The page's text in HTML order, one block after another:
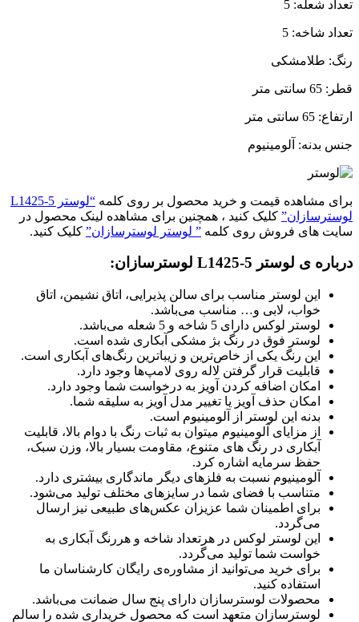
تعداد شعله: 5
تعداد شاخه: 5
رنگ: طلامشکی
قطر: 65 سانتی متر
ارتفاع: 65 سانتی متر
جنس بدنه: آلومینیوم
برای مشاهده قیمت و خرید محصول بر روی کلمه
“لوستر L1425-5
لوسترسازان” کلیک کنید ، همچنین برای مشاهده لینک محصول در
سایت های فروش روی کلمه ” لوستر لوسترسازان” کلیک کنید.
درباره ی لوستر L1425-5 لوسترسازان:
این لوستر مناسب برای سالن پذیرایی، اتاق نشیمن، اتاق
خواب، لابی و… مناسب می‌باشد.
لوستر لوکس دارای 5 شاخه و 5 شعله می‌باشد.
لوستر فوق در رنگ بژ مشکی آبکاری شده است.
این رنگ یکی از خاص‌ترین و زیباترین رنگ‌های آبکاری است.
قابلیت قرار گرفتن لاله روی لامپ‌ها وجود دارد.
امکان اضافه کردن آویز به درخواست شما وجود دارد.
امکان حذف آویز یا تغییر مدل آویز به سلیقه شما.
بدنه این لوستر از آلومینیوم است.
از مزایای آلومینیوم میتوان به ثبات رنگ با دوام بالا، قابلیت
آبکاری در رنگ های متنوع، مقاومت بسیار بالا، وزن سبک،
حفظ سرمایه اشاره کرد.
آلومینیوم نسبت به فلزهای دیگر ماندگاری بیشتری دارد.
متناسب با فضای شما در سایزهای مختلف تولید می‌شود.
برای اطمینان شما عزیزان عکس‌های طبیعی نیز ارسال
می‌گردد.
این لوستر لوکس در هرتعداد شاخه و هررنگ آبکاری به
خواست شما تولید می‌گردد.
برای خرید می‌توانید از مشاوره‌ی رایگان کارشناسان ما
استفاده کنید.
محصولات لوسترسازان دارای پنج سال ضمانت می‌باشد.
لوسترسازان متعهد است که محصول خریداری شده را سالم